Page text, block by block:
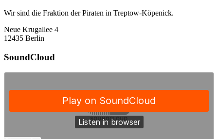
Wir sind die Fraktion der Piraten in Treptow-Köpenick.
Neue Krugallee 4
12435 Berlin
SoundCloud